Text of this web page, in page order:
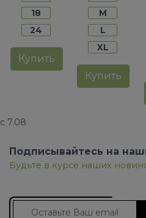
18
24
Купить
M
L
XL
Купить
с 7.08
Подписывайтесь на
Будьте в курсе наших